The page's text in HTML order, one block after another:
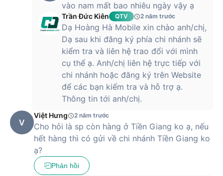
vào nam mất bao nhiêu ngày vậy ạ
Trần Đức Kiên QTV 2 năm trước
Dạ Hoàng Hà Mobile xin chào anh/chị,
Dạ sau khi đăng ký phía chi nhánh sẽ
kiểm tra và liên hệ trao đổi với mình
cụ thể ạ. Anh/chị liên hệ trực tiếp với
chi nhánh hoặc đăng ký trên Website
để các bạn kiểm tra và hỗ trợ ạ.
Thông tin tới anh/chị.
V
Việt Hưng 2 năm trước
Cho hỏi là sp còn hàng ở Tiền Giang ko ạ, nếu
hết hàng thì có gửi về chi nhánh Tiền Giang ko
ạ?
Phản hồi